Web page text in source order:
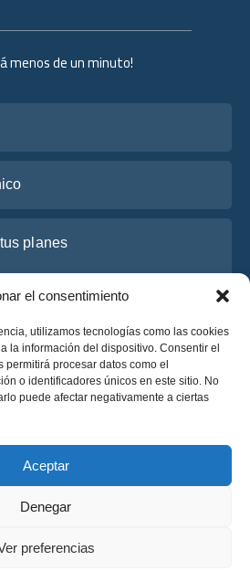
el consentimiento
utilizamos tecnologías como las cookies
la información del dispositivo. Consentir el
procesar datos como el
o identificadores únicos en este sitio. No
puede afectar negativamente a ciertas
Aceptar
Denegar
preferencias
menos de un minuto!
la
un presupuesto
un presupuesto